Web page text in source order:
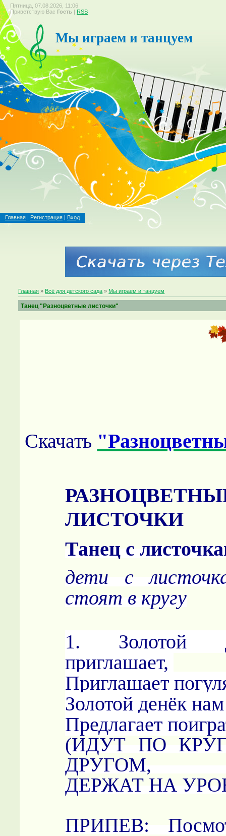
Пятница, 07.08.2026, 11:06
Приветствую Вас Гость | RSS
Мы играем и танцуем
Главная | Регистрация | Вход
Главная » Всё для детского сада » Мы играем и танцуем
Танец "Разноцветные листочки"
Скачать
ЛИСТОЧКИ
Танец с
дети с
стоят в кругу
1. Золотой
приглашает,
Приглашает
Золотой денёк
Предлагает
(ИДУТ ПО
ДРУГОМ,
ДЕРЖАТ НА
ПРИПЕВ: